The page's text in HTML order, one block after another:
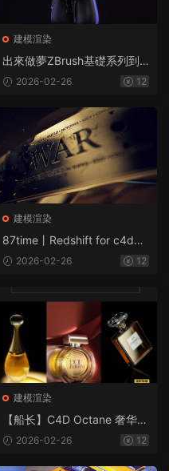
建模渲染
出來做夢ZBrush基礎系列到
案例課程2019（畫質高清帶
2026-02-26 12
建模渲染
87time丨Redshift for c4d商
业渲染教程（画质清晰带部分
2026-02-26 12
建模渲染
【船长】C4D Octane 奢华香
水风格图产品渲染中文教程第
2026-02-26 12